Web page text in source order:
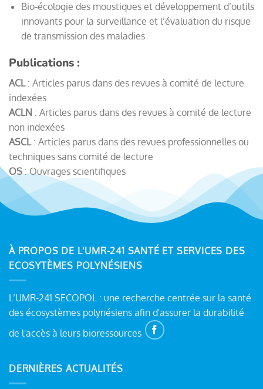
Bio-écologie des moustiques et développement d’outils
innovants pour la surveillance et l’évaluation du risque
de transmission des maladies
Publications :
ACL: Articles parus dans des revues à comité de lecture
indexées
ACLN : Articles parus dans des revues à comité de lecture
non indexées
ASCL: Articles parus dans des revues professionnelles ou
techniques sans comité de lecture
OS: Ouvrages scientifiques
À PROPOS DE L'UMR-241 SANTÉ ET SERVICES DES
ECOSYTÈMES POLYNÉSIENS
L’UMR-241 SECOPOL : une recherche centrée sur la santé
des écosystèmes polynésiens afin d'assurer la durabilité
de l'accès à leurs bioressources
DERNIÈRES ACTUALITÉS